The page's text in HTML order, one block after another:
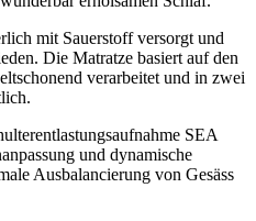
mit Sauerstoff versorgt und
Die Matratze basiert auf den
verarbeitet und in zwei
SEA
und dynamische
Ausbalancierung von Gesäss